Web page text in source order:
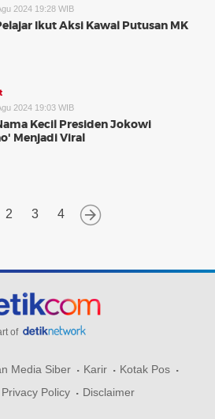
2024 19:28 WIB
Ikut Aksi Kawal Putusan MK
2024 19:03 WIB
Kecil Presiden Jokowi
Menjadi Viral
2 3 4
of
Media Siber Karir
Kotak Pos
Privacy Policy Disclaimer